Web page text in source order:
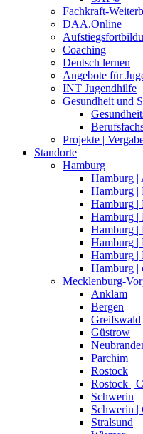
Fachkraft-
DAA.Online
Coaching
Deutsch lernen
Angebote für
INT Jugendhilfe
Gesundheit und
Projekte |
Standorte
Hamburg
Hamburg |
Hamburg |
Hamburg |
Hamburg |
Hamburg |
Hamburg |
Hamburg |
Hamburg |
Mecklenburg-
Anklam
Bergen
Greifswald
Güstrow
Parchim
Rostock
Rostock |
Schwerin
Schwerin |
Stralsund